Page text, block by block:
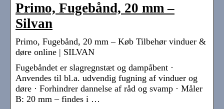
Primo, Fugebånd, 20 mm –
Silvan
Primo, Fugebånd, 20 mm – Køb Tilbehør vinduer &
døre online | SILVAN
Fugebåndet er slagregnstæt og dampåbent ·
Anvendes til bl.a. udvendig fugning af vinduer og
døre · Forhindrer dannelse af råd og svamp · Måler
B: 20 mm – findes i …